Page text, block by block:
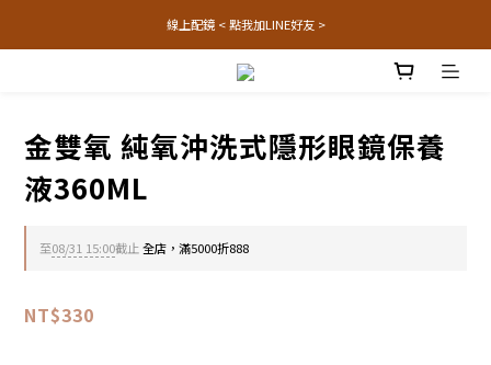
線上配鏡 < 點我加LINE好友 >
金雙氧 純氧沖洗式隱形眼鏡保養
液360ML
至08/31 15:00截止全店，滿5000折888
NT$330